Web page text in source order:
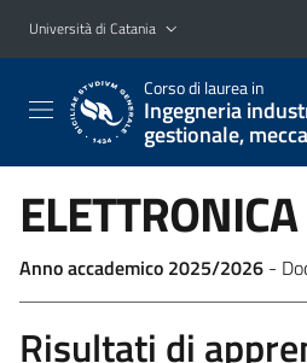
Vai al contenuto principale
Vai al menu di navigazione
Università di Catania
Corso di laurea in
Ingegneria
gestionale,
ELETTRONICA
Anno accademico 2025/2026 -
Risultati di